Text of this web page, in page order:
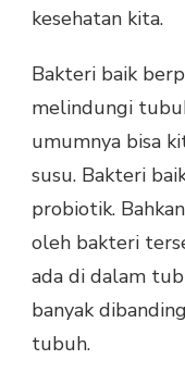
kesehatan kita.
Bakteri baik
melindungi
umumnya bisa
susu. Bakteri
probiotik.
oleh bakteri
ada di dalam
banyak
tubuh.